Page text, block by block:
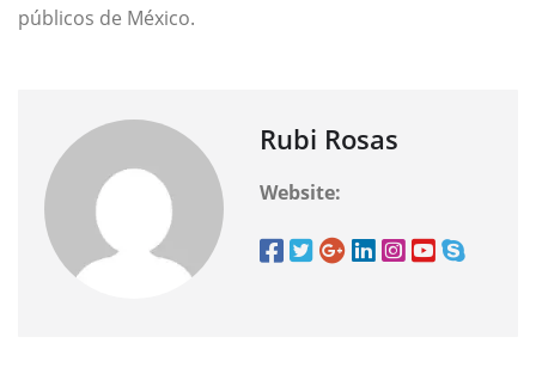
públicos de México.
Rubi Rosas
Website: